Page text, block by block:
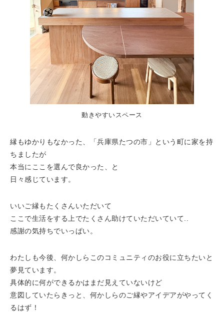
動きやすいスペース
縁もゆかりもなかった、「兵庫県たつの市」という町に家を持
ちましたが
本当にここを選んで良かった、と
日々感じています。
いいご縁もたくさんいただいて
ここで生活をする上でたくさん助けていただいていて..
感謝の気持ちでいっぱい。
わたしも今後、何かしらこのコミュニティのお役に立ちたいと
夢見ています。
具体的に何ができるかはまだ見えていないけど
意図していたらきっと、何かしらのご縁やアイデアがやってく
るはず！